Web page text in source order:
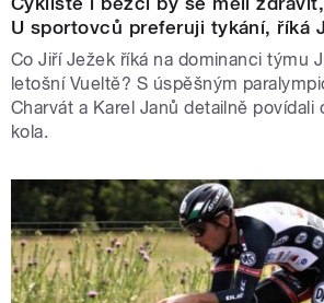
U sportovců preferuji tykání, říká
Co Jiří Ježek říká na dominanci týmu
letošní Vueltě? S úspěšným
Charvát a Karel Janů detailně povídali
kola.